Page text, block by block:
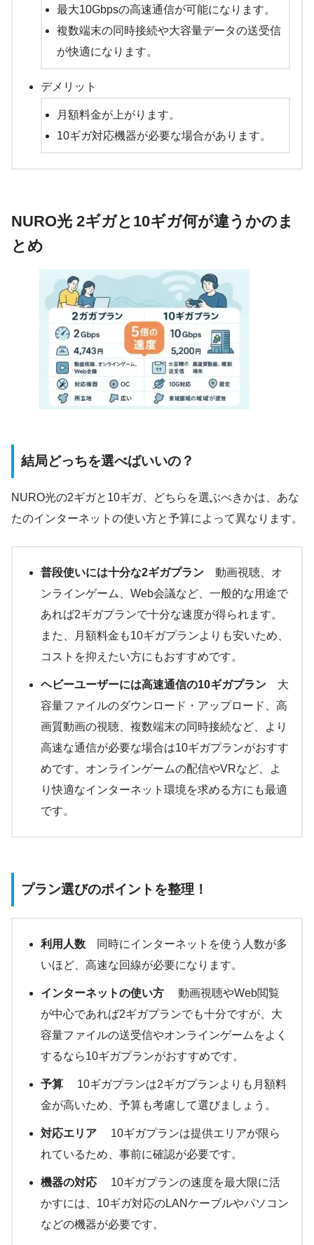
最大10Gbpsの高速通信が可能になります。
複数端末の同時接続や大容量データの送受信
が快適になります。
デメリット
月額料金が上がります。
10ギガ対応機器が必要な場合があります。
NURO光 2ギガと10ギガ何が違うかのま
とめ
結局どっちを選べばいいの？
NURO光の2ギガと10ギガ、どちらを選ぶべきかは、あな
たのインターネットの使い方と予算によって異なります。
普段使いには十分な2ギガプラン 動画視聴、オ
ンラインゲーム、Web会議など、一般的な用途で
あれば2ギガプランで十分な速度が得られます。
また、月額料金も10ギガプランよりも安いため、
コストを抑えたい方にもおすすめです。
ヘビーユーザーには高速通信の10ギガプラン 大
容量ファイルのダウンロード・アップロード、高
画質動画の視聴、複数端末の同時接続など、より
高速な通信が必要な場合は10ギガプランがおすす
めです。オンラインゲームの配信やVRなど、よ
り快適なインターネット環境を求める方にも最適
です。
プラン選びのポイントを整理！
利用人数 同時にインターネットを使う人数が多
いほど、高速な回線が必要になります。
インターネットの使い方 動画視聴やWeb閲覧
が中心であれば2ギガプランでも十分ですが、大
容量ファイルの送受信やオンラインゲームをよく
するなら10ギガプランがおすすめです。
予算 10ギガプランは2ギガプランよりも月額料
金が高いため、予算も考慮して選びましょう。
対応エリア 10ギガプランは提供エリアが限ら
れているため、事前に確認が必要です。
機器の対応 10ギガプランの速度を最大限に活
かすには、10ギガ対応のLANケーブルやパソコン
などの機器が必要です。